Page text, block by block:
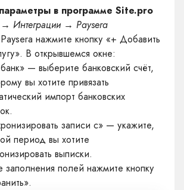
в программе Site.pro
→ Интеграции → Paysera
нажмите кнопку «+ Добавить
В открывшемся окне:
— выберите банковский счёт,
вы хотите привязать
импорт банковских
записи с» — укажите,
период вы хотите
выписки.
заполнения полей нажмите кнопку